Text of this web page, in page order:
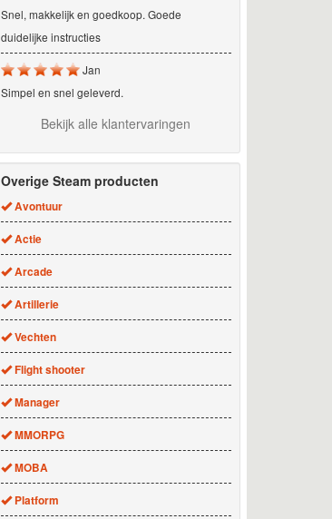
Snel, makkelijk en goedkoop. Goede
duidelijke instructies
Jan
Simpel en snel geleverd.
Bekijk alle klantervaringen
Overige Steam producten
Avontuur
Actie
Arcade
Artillerie
Vechten
Flight shooter
Manager
MMORPG
MOBA
Platform